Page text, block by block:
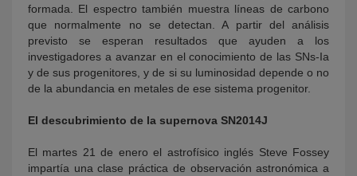
formada. El espectro también muestra líneas de carbono
que normalmente no se detectan. A partir del análisis
previsto se esperan resultados que ayuden a los
investigadores a avanzar en el conocimiento de las SNs-Ia
y de sus progenitores, y de si su luminosidad depende o no
de la abundancia en metales de ese sistema progenitor.
El descubrimiento de la supernova SN2014J
El martes 21 de enero el astrofísico inglés Steve Fossey
impartía una clase práctica de observación astronómica a